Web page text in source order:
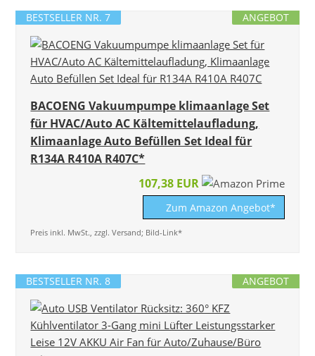
ANGEBOT
BESTSELLER NR. 7
BACOENG Vakuumpumpe klimaanlage Set
für HVAC/Auto AC Kältemittelaufladung,
Klimaanlage Auto Befüllen Set Ideal für
R134A R410A R407C*
107,38 EUR
Zum Amazon Angebot*
Preis inkl. MwSt., zzgl. Versand; Bild-Link*
ANGEBOT
BESTSELLER NR. 8